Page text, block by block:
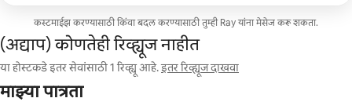
कस्टमाईझ करण्यासाठी किंवा बदल करण्यासाठी तुम्ही Ray यांना मेसेज करू शकता.
(अद्याप) कोणतेही रिव्ह्यूज नाहीत
या होस्टकडे इतर सेवांसाठी 1 रिव्ह्यू आहे.इतर रिव्ह्यूज दाखवा
माझ्या पात्रता